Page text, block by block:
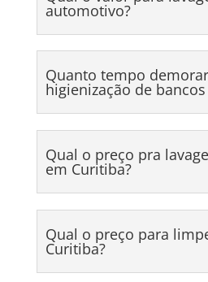
automotivo?
Quanto tempo
higienização de
Qual o preço pra
em Curitiba?
Qual o preço para
Curitiba?